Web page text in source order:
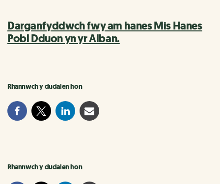
Darganfyddwch fwy am hanes Mis Hanes
Pobl Dduon yn yr Alban.
Rhannwch y dudalen hon
Rhannwch y dudalen hon